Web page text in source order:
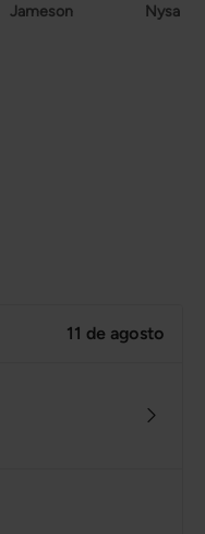
Jameson
Nysa
11 de agosto